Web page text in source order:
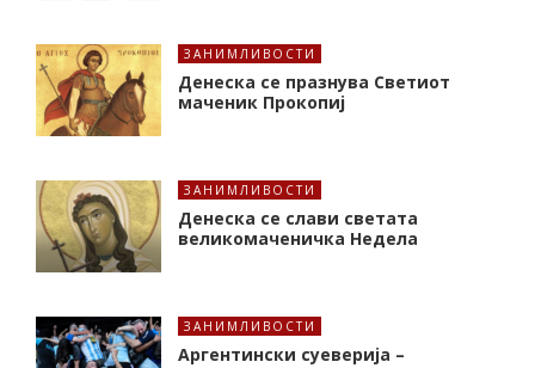
ЗАНИМЛИВОСТИ
Денеска се празнува Светиот
маченик Прокопиј
ЗАНИМЛИВОСТИ
Денеска се слави светата
великомаченичка Недела
ЗАНИМЛИВОСТИ
Аргентински суеверија –